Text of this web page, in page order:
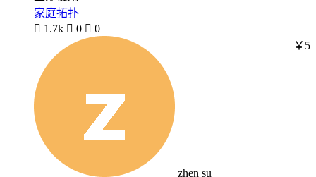
家庭拓扑
 1.7k  0  0
zhen su
￥5